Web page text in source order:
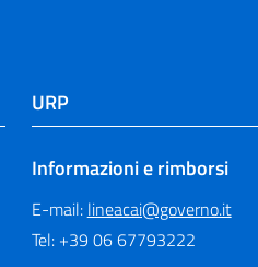
URP
Informazioni e rimborsi
E-mail: lineacai@governo.it
Tel: +39 06 67793222